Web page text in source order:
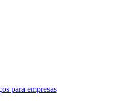
para empresas